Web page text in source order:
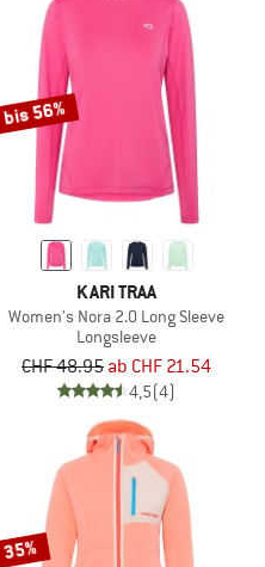
bis 56%
KARI TRAA
Women's Nora 2.0 Long Sleeve
Longsleeve
CHF 48.95 ab CHF 21.54
4,5(4)
35%